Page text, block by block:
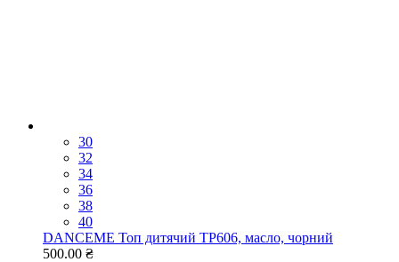
30
32
34
36
38
40
DANCEME Топ дитячий TP606, масло, чорний
500.00 ₴